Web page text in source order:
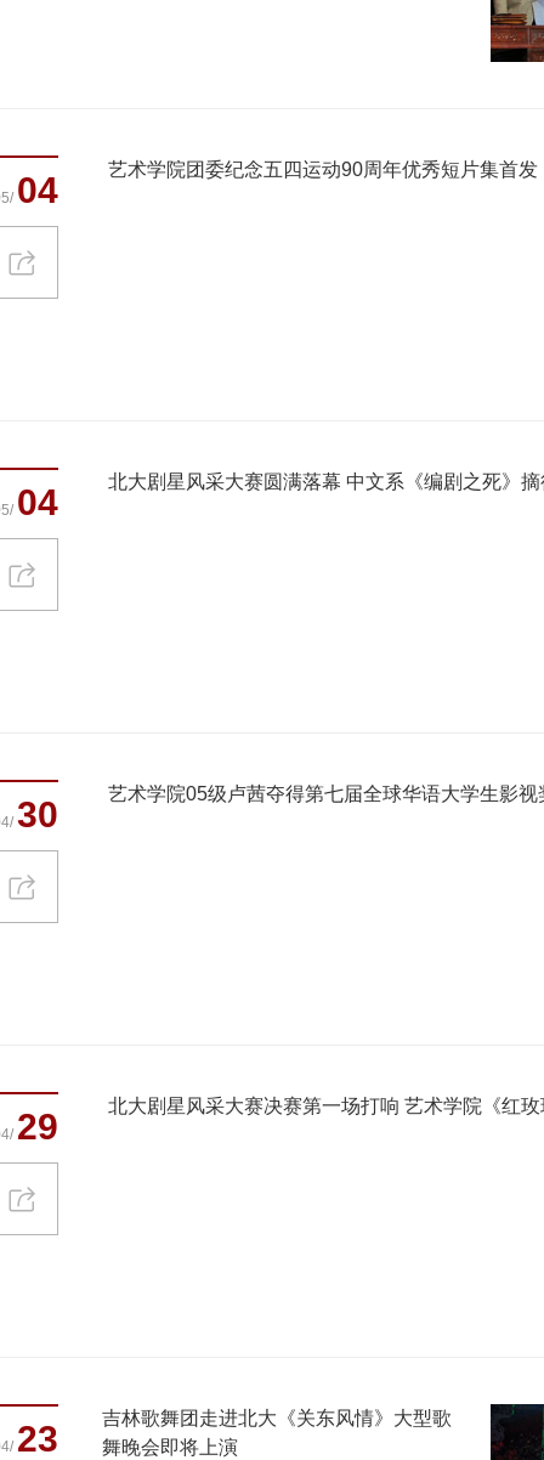
04
艺术学院团委纪念五四运动90周年优秀短片集首发
04
北大剧星风采大赛圆满落幕 中文系《编剧之死》
30
艺术学院05级卢茜夺得第七届全球华语大学生影视
29
北大剧星风采大赛决赛第一场打响 艺术学院《红
23
吉林歌舞团走进北大《关东风情》大型歌
舞晚会即将上演